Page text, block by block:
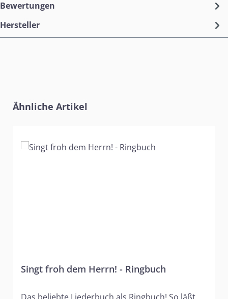
Bewertungen
Hersteller
Produktgalerie überspringen
Ähnliche Artikel
Singt froh dem Herrn! - Ringbuch